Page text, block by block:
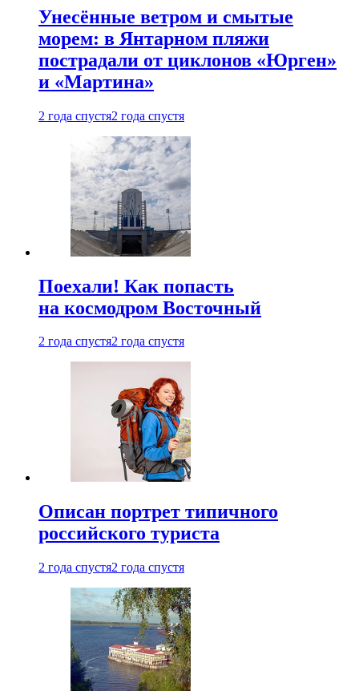
Унесённые ветром и смытые
морем: в Янтарном пляжи
пострадали от циклонов «Юрген»
и «Мартина»
2 года спустя2 года спустя
Поехали! Как попасть
на космодром Восточный
2 года спустя2 года спустя
Описан портрет типичного
российского туриста
2 года спустя2 года спустя